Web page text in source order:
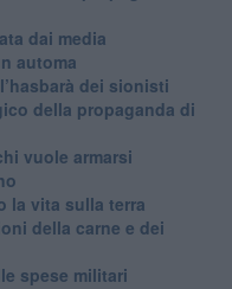
dai media
automa
dei sionisti
della propaganda di
vuole armarsi
la vita sulla terra
della carne e dei
spese militari